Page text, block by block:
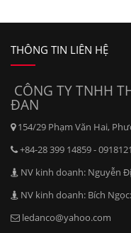
THÔNG TIN LIÊN HỆ
CÔNG TY TNHH
ĐAN
154/29 Phạm Văn Hai,
+84-28 399 14859 -
NV kinh doanh: Nguyễn
NV kinh doanh: Bích Ngọc:
ledanco@yahoo.com